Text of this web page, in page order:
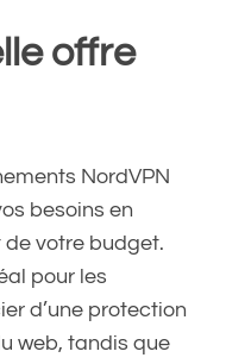
offre
NordVPN
besoins en
votre budget.
pour les
d’une protection
web, tandis que